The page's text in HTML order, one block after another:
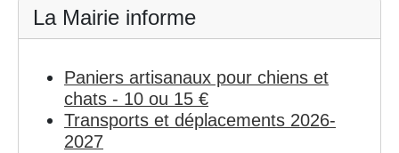
La Mairie informe
Paniers artisanaux pour chiens et
chats - 10 ou 15 €
Transports et déplacements 2026-
2027